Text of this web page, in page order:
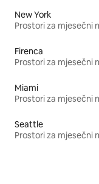
New York
Prostori za mjesečni
Firenca
Prostori za mjesečni
Miami
Prostori za mjesečni
Seattle
Prostori za mjesečni